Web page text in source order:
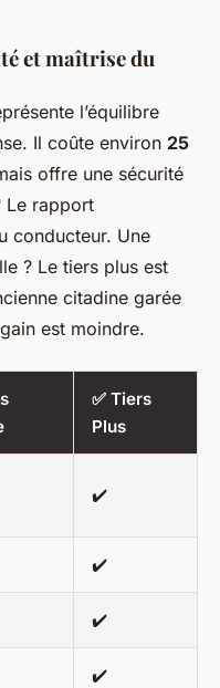
et maîtrise du
l’équilibre
Il coûte environ 25
offre une sécurité
Le rapport
conducteur. Une
? Le tiers plus est
citadine garée
est moindre.
✅ Tiers
Plus
✔️
✔️
✔️
✔️